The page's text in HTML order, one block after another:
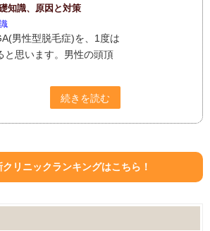
知識、原因と対策
男性型脱毛症)を、1度は
と思います。男性の頭頂
続きを読む
クリニックランキングはこちら！